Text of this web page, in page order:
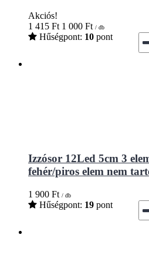
Akciós!
1 415 Ft 1 000 Ft / db
Hűségpont: 10 pont
Izzósor 12Led 5cm 3
fehér/piros elem nem
1 900 Ft / db
Hűségpont: 19 pont